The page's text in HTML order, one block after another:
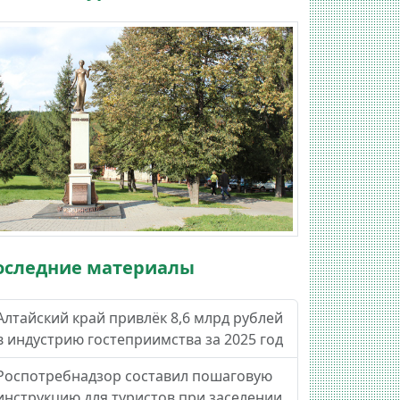
материалы
край привлёк 8,6 млрд рублей
индустрию гостеприимства за 2025 год
составил пошаговую